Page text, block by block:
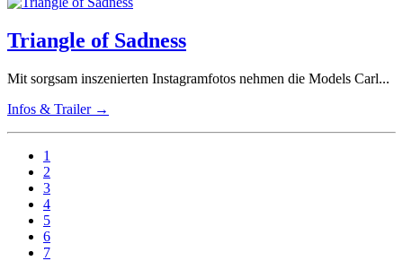
Triangle of Sadness
Mit sorgsam inszenierten Instagramfotos nehmen die Models Carl...
Infos & Trailer →
1
2
3
4
5
6
7